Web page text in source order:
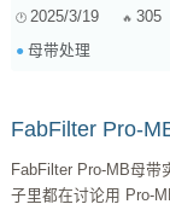
的音量，受另一个音
乐器就“闪避”一下，
Pro-MB 的外部侧链
2025/3/19 305
母带处理
FabFilter Pro-
FabFilter Pro-MB母带实战：Mid/
子里都在讨论用 Pro-